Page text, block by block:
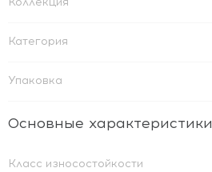
Категория
Упаковка
Основные характеристики
Класс износостойкости